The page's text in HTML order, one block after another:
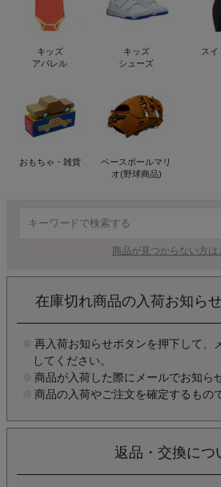
キッズ
アパレル
キッズ
シューズ
スイ
おもちゃ・雑貨
ベースボールマリ
オ(野球商品)
商品が見つからない方は
在庫切れ商品の入荷お知ら
再入荷お知らせボタンを押下して、
してください。
商品が入荷した際にメールでお知ら
商品の入荷やご注文を確定するもの
返品・交換につ